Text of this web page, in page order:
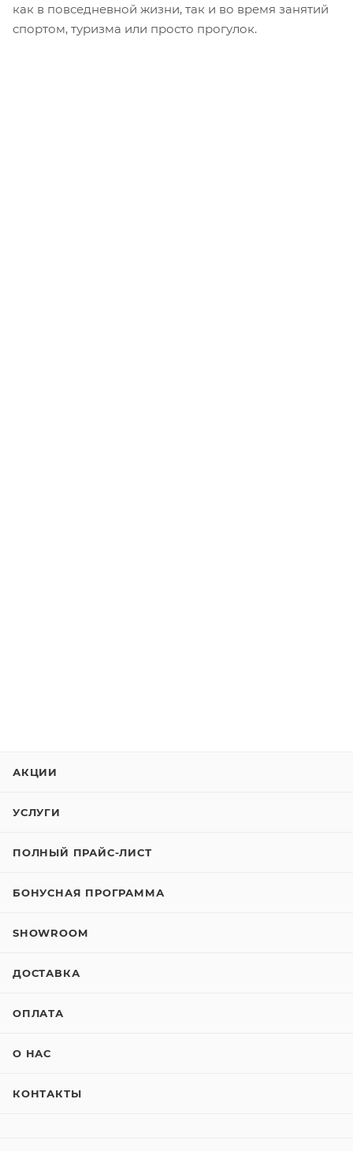
как в повседневной жизни, так и во время занятий
спортом, туризма или просто прогулок.
АКЦИИ
УСЛУГИ
ПОЛНЫЙ ПРАЙС-ЛИСТ
БОНУСНАЯ ПРОГРАММА
SHOWROOM
ДОСТАВКА
ОПЛАТА
О НАС
КОНТАКТЫ